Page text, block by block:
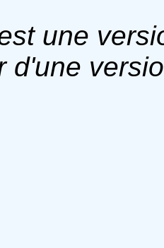
une
d'une